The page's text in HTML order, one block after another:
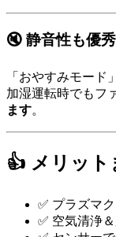
🔇 静音性も優秀
「おやすみモード
加湿運転時でもフ
ます。
👍 メリット
✅ プラズマ
✅ 空気清浄